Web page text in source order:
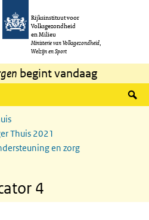
Rijksinstituut voor
Volksgezondheid
en Milieu
Ministerie van Volksgezondheid,
Welzijn en Sport
begint vandaag
Thuis 2021
en zorg
4